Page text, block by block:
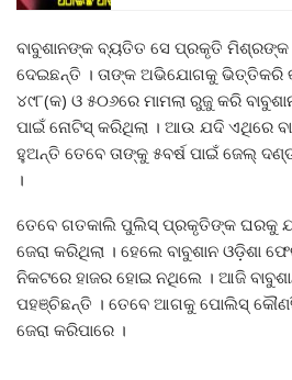
ବାବୁଶାନଙ୍କ ବ୍ୟତିତ ସେ ପ୍ରକୃତି
ଦେଇଛନ୍ତି । ତାଙ୍କ ଅଭିଯୋଗକୁ ଭିତ୍ତିକରି
୪୯୮(କ) ଓ ୫୦୬ରେ ମାମଲା ରୁଜୁ କରି
ପାଇଁ ନୋଟିସ୍‌ କରିଥିଲା । ଆଉ ଯଦି ଏଥିରେ
ହୁଅନ୍ତି ତେବେ ତାଙ୍କୁ ୫ବର୍ଷ ପାଇଁ ଜେଲ୍
।
ତେବେ ଗତକାଲି ପୁଲିସ୍‌ ପ୍ରକୃତିଙ୍କ ଘରକୁ
ଜେରା କରିଥିଲା । ହେଲେ ବାବୁଶାନ ଓଡ଼ିଶା
ନିକଟରେ ହାଜର ହୋଇ ନଥିଲେ । ଆଜି
ପହଞ୍ଚିଛନ୍ତି । ତେବେ ଆଗକୁ ପୋଲିସ୍
ଜେରା କରିପାରେ ।